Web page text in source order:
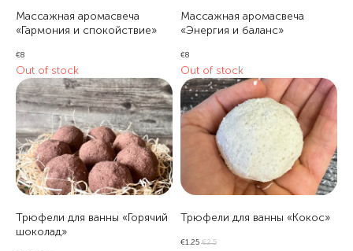
Массажная аромасвеча
«Гармония и спокойствие»
€8
Out of stock
Массажная аромасвеча
«Энергия и баланс»
€8
Out of stock
Трюфели для ванны «Горячий
шоколад»
Трюфели для ванны «Кокос»
€1.25 €2.5